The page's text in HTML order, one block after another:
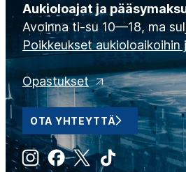
Aukioloajat ja
Avoinna ti-su 10—18, ma
Poikkeukset aukioloaikoihin
Opastukset
OTA YHTEYTTÄ
Instagram
Facebook
X Tiktok